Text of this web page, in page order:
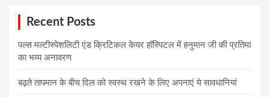
Recent Posts
पल्स मल्टीस्पेशलिटी एंड क्रिटिकल केयर हॉस्पिटल में हनुमान जी की प्रतिमा
का भव्य अनावरण
बढ़ते तापमान के बीच दिल को स्वस्थ रखने के लिए अपनाएं ये सावधानियां